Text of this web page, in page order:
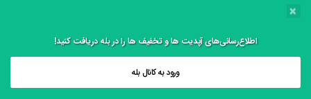
×
اطلاع‌رسانی‌های آپدیت ها و تخفیف ها را در بله دریافت کنید!
ورود به کانال بله